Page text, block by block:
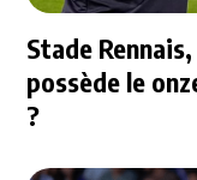
Stade
possède le
?